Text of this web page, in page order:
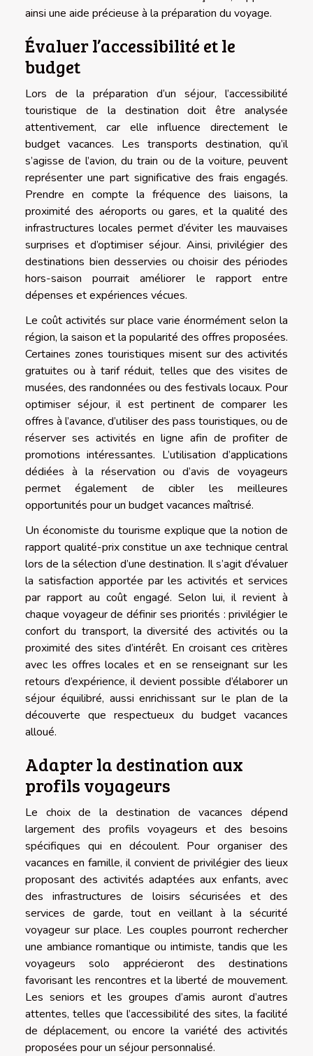
ainsi une aide précieuse à la préparation du voyage.
Évaluer l’accessibilité et le
budget
Lors de la préparation d’un séjour, l’accessibilité
touristique de la destination doit être analysée
attentivement, car elle influence directement le
budget vacances. Les transports destination, qu’il
s’agisse de l’avion, du train ou de la voiture, peuvent
représenter une part significative des frais engagés.
Prendre en compte la fréquence des liaisons, la
proximité des aéroports ou gares, et la qualité des
infrastructures locales permet d’éviter les mauvaises
surprises et d’optimiser séjour. Ainsi, privilégier des
destinations bien desservies ou choisir des périodes
hors-saison pourrait améliorer le rapport entre
dépenses et expériences vécues.
Le coût activités sur place varie énormément selon la
région, la saison et la popularité des offres proposées.
Certaines zones touristiques misent sur des activités
gratuites ou à tarif réduit, telles que des visites de
musées, des randonnées ou des festivals locaux. Pour
optimiser séjour, il est pertinent de comparer les
offres à l’avance, d’utiliser des pass touristiques, ou de
réserver ses activités en ligne afin de profiter de
promotions intéressantes. L’utilisation d’applications
dédiées à la réservation ou d’avis de voyageurs
permet également de cibler les meilleures
opportunités pour un budget vacances maîtrisé.
Un économiste du tourisme explique que la notion de
rapport qualité-prix constitue un axe technique central
lors de la sélection d’une destination. Il s’agit d’évaluer
la satisfaction apportée par les activités et services
par rapport au coût engagé. Selon lui, il revient à
chaque voyageur de définir ses priorités : privilégier le
confort du transport, la diversité des activités ou la
proximité des sites d’intérêt. En croisant ces critères
avec les offres locales et en se renseignant sur les
retours d’expérience, il devient possible d’élaborer un
séjour équilibré, aussi enrichissant sur le plan de la
découverte que respectueux du budget vacances
alloué.
Adapter la destination aux
profils voyageurs
Le choix de la destination de vacances dépend
largement des profils voyageurs et des besoins
spécifiques qui en découlent. Pour organiser des
vacances en famille, il convient de privilégier des lieux
proposant des activités adaptées aux enfants, avec
des infrastructures de loisirs sécurisées et des
services de garde, tout en veillant à la sécurité
voyageur sur place. Les couples pourront rechercher
une ambiance romantique ou intimiste, tandis que les
voyageurs solo apprécieront des destinations
favorisant les rencontres et la liberté de mouvement.
Les seniors et les groupes d’amis auront d’autres
attentes, telles que l’accessibilité des sites, la facilité
de déplacement, ou encore la variété des activités
proposées pour un séjour personnalisé.